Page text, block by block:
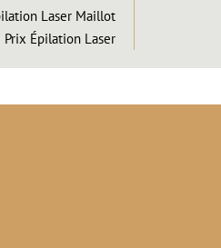
Laser Maillot
Prix Épilation Laser